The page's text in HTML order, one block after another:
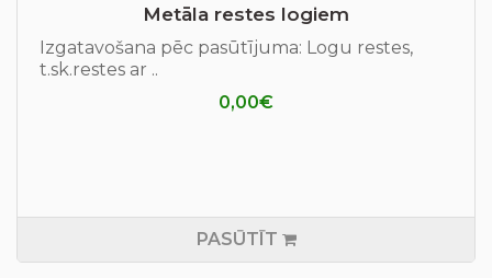
Metāla restes logiem
Izgatavošana pēc pasūtījuma: Logu restes,
t.sk.restes ar ..
0,00€
PASŪTĪT